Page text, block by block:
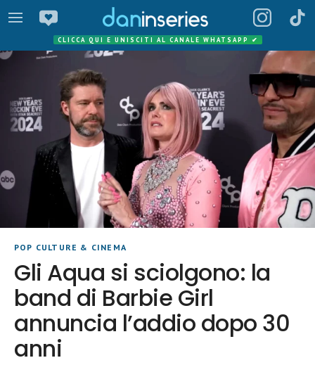
CLICCA QUI E UNISCITI AL CANALE WHATSAPP ✔
POP CULTURE & CINEMA
Gli Aqua si sciolgono: la
band di Barbie Girl
annuncia l’addio dopo 30
anni